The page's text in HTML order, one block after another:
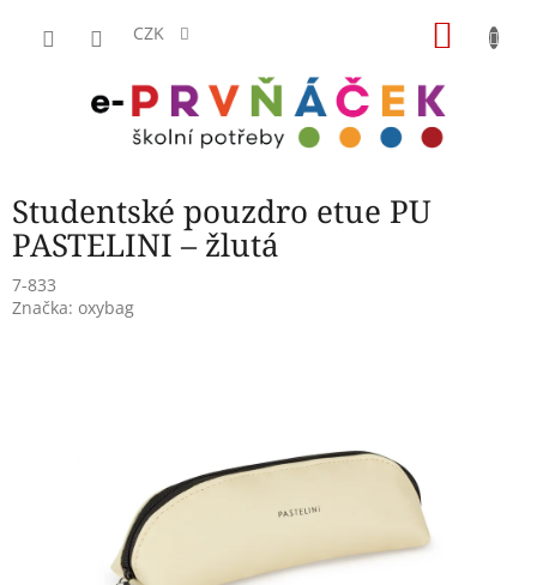
CZK
Studentské pouzdro etue PU
PASTELINI – žlutá
7-833
Značka: oxybag